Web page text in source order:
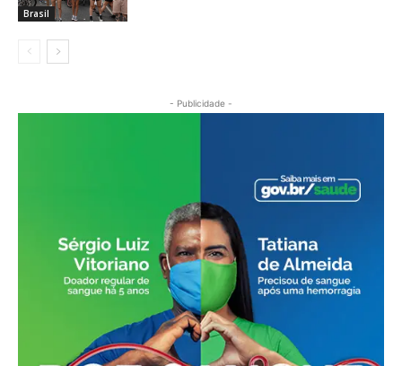
Brasil
- Publicidade -